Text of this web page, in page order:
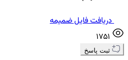
دریافت فایل ضمیمه
ثبت پاسخ